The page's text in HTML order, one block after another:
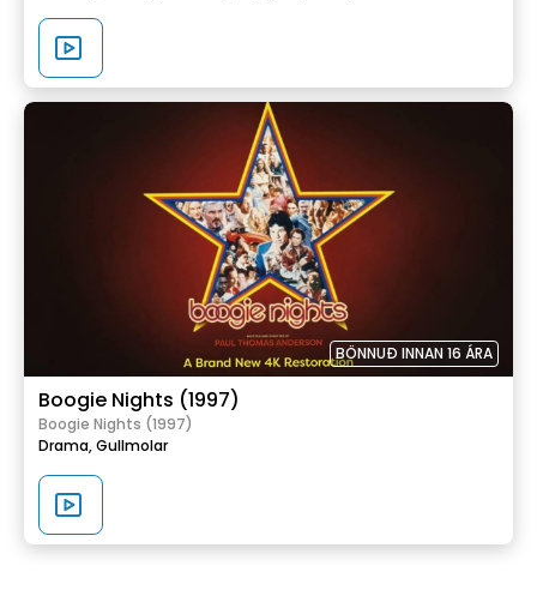
BÖNNUÐ INNAN 16 ÁRA
Boogie Nights (1997)
Boogie Nights (1997)
Drama,Gullmolar